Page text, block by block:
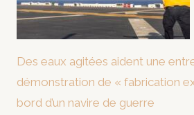
Des eaux agitées aident une
démonstration de « fabrication
bord d’un navire de guerre